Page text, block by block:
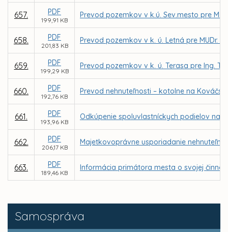
Samospráva
657. PDF
199,91 KB
Prevod pozemkov v k.ú. Sev.mesto pre M.
658. PDF
201,83 KB
Prevod pozemkov v k. ú. Letná pre MUDr.
659. PDF
199,29 KB
Prevod pozemkov v k. ú. Terasa pre Ing.
660. PDF
192,76 KB
Prevod nehnuteľnosti – kotolne na
661. PDF
193,96 KB
Odkúpenie spoluvlastníckych podielov na
662. PDF
206,17 KB
Majetkovoprávne usporiadanie
663. PDF
189,46 KB
Informácia primátora mesta o svojej